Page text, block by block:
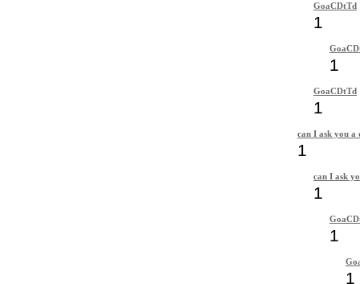
GoaCDtTd
1
1
GoaCDtTd
1
can I ask you a
1
can I ask
1
1
1